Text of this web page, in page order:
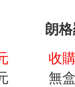
朗
收
無